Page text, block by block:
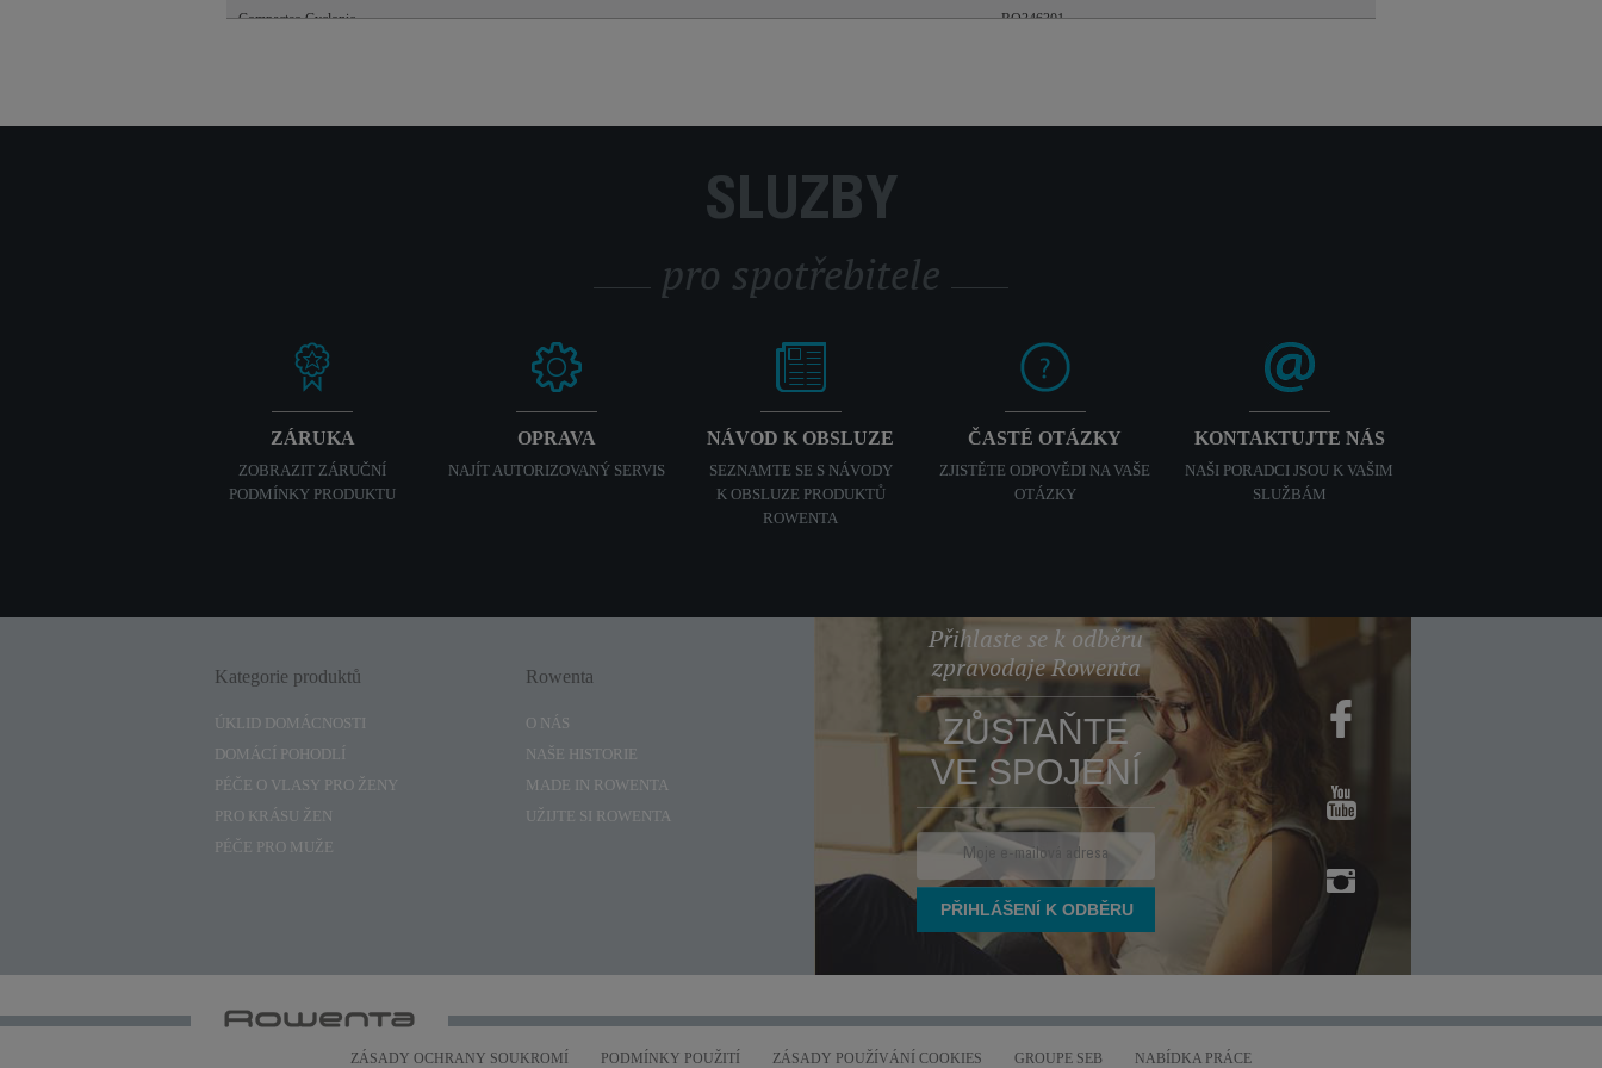
Compacteo Cyclonic RO346301
SLUŽBY
pro spotřebitele
ZÁRUKA
ZOBRAZIT ZÁRUČNÍ
PODMÍNKY PRODUKTU
OPRAVA
NAJÍT AUTORIZOVANÝ SERVIS
NÁVOD K OBSLUZE
SEZNAMTE SE S NÁVODY
K OBSLUZE PRODUKTŮ
ROWENTA
ČASTÉ OTÁZKY
ZJISTĚTE ODPOVĚDI NA VAŠE
OTÁZKY
KONTAKTUJTE NÁS
NAŠI PORADCI JSOU K VAŠIM
SLUŽBÁM
Kategorie produktů
ÚKLID DOMÁCNOSTI
DOMÁCÍ POHODLÍ
PÉČE O VLASY PRO ŽENY
PRO KRÁSU ŽEN
PÉČE PRO MUŽE
Rowenta
O NÁS
NAŠE HISTORIE
MADE IN ROWENTA
UŽIJTE SI ROWENTA
Přihlaste se k odběru
zpravodaje Rowenta
ZŮSTAŇTE
VE SPOJENÍ
ZÁSADY OCHRANY SOUKROMÍ PODMÍNKY POUŽITÍ ZÁSADY POUŽÍVÁNÍ COOKIES GROUPE SEB NABÍDKA PRÁCE